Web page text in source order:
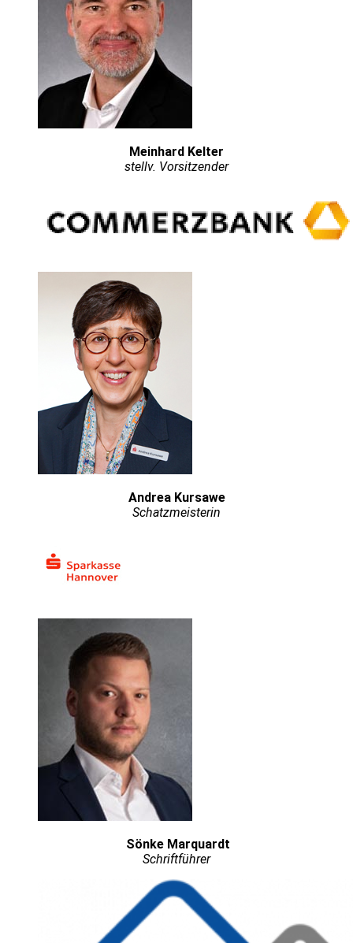
Meinhard Kelter
stellv. Vorsitzender
Andrea Kursawe
Schatzmeisterin
Sönke Marquardt
Schriftführer